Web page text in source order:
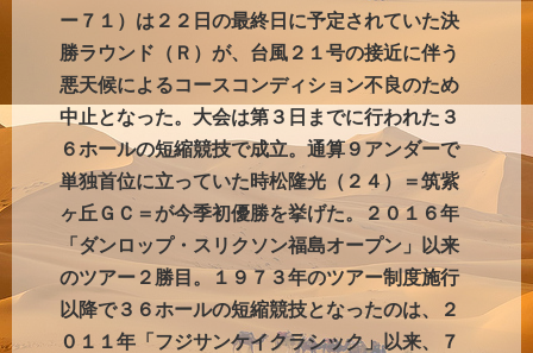
ー７１）は２２日の最終日に予定されていた決
勝ラウンド（Ｒ）が、台風２１号の接近に伴う
悪天候によるコースコンディション不良のため
中止となった。大会は第３日までに行われた３
６ホールの短縮競技で成立。通算９アンダーで
単独首位に立っていた時松隆光（２４）＝筑紫
ヶ丘ＧＣ＝が今季初優勝を挙げた。２０１６年
「ダンロップ・スリクソン福島オープン」以来
のツアー２勝目。１９７３年のツアー制度施行
以降で３６ホールの短縮競技となったのは、２
０１１年「フジサンケイクラシック」以来、７